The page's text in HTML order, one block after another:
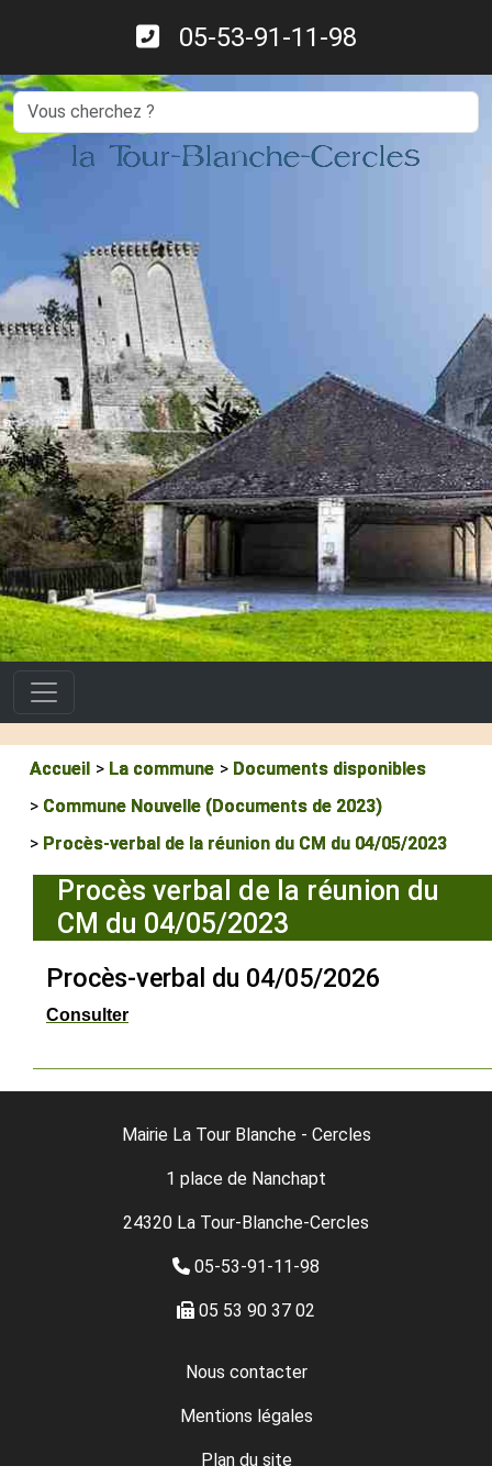
05-53-91-11-98
Search
la Tour-Blanche-Cercles
Accueil La commune
Documents disponibles
Commune Nouvelle (Documents de 2023)
Procès-verbal de la réunion du CM du 04/05/2023
Procès verbal de la réunion du
CM du 04/05/2023
Procès-verbal du 04/05/2026
Consulter
Mairie La Tour Blanche - Cercles
1 place de Nanchapt
24320 La Tour-Blanche-Cercles
05-53-91-11-98
05 53 90 37 02
Nous contacter
Mentions légales
Plan du site